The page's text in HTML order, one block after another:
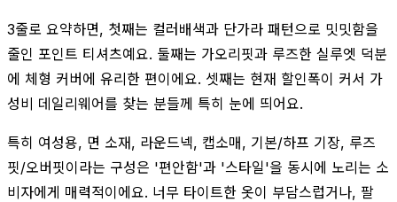
3줄로 요약하면, 첫째는 컬러배색과 단가라 패턴으로 밋밋함을
줄인 포인트 티셔츠예요. 둘째는 가오리핏과 루즈한 실루엣 덕분
에 체형 커버에 유리한 편이에요. 셋째는 현재 할인폭이 커서 가
성비 데일리웨어를 찾는 분들께 특히 눈에 띄어요.
특히 여성용, 면 소재, 라운드넥, 캡소매, 기본/하프 기장, 루즈
핏/오버핏이라는 구성은 '편안함'과 '스타일'을 동시에 노리는 소
비자에게 매력적이에요. 너무 타이트한 옷이 부담스럽거나, 팔